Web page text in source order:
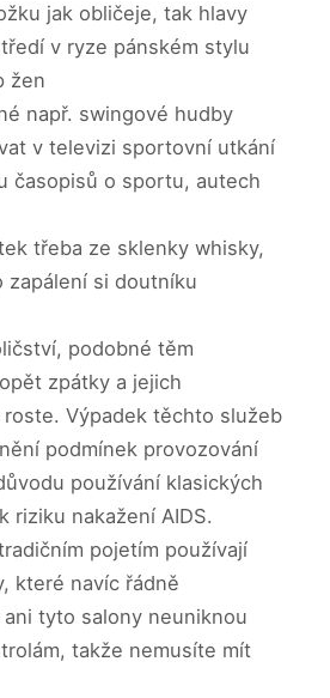
jak obličeje, tak hlavy
v ryze pánském stylu
žen
např. swingové hudby
v televizi sportovní utkání
časopisů o sportu, autech
třeba ze sklenky whisky,
zapálení si doutníku
podobné těm
zpátky a jejich
Výpadek těchto služeb
podmínek provozování
používání klasických
riziku nakažení AIDS.
pojetím používají
které navíc řádně
tyto salony neuniknou
takže nemusíte mít